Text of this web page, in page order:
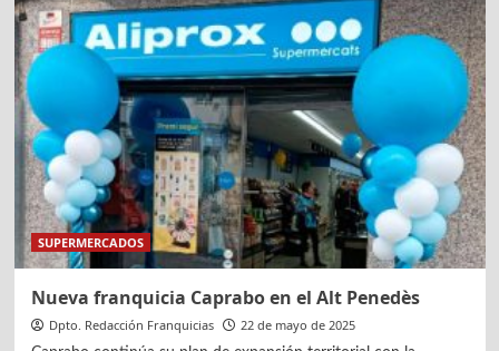
SUPERMERCADOS
Nueva franquicia Caprabo en el Alt Penedès
Dpto. Redacción Franquicias 22 de mayo de 2025